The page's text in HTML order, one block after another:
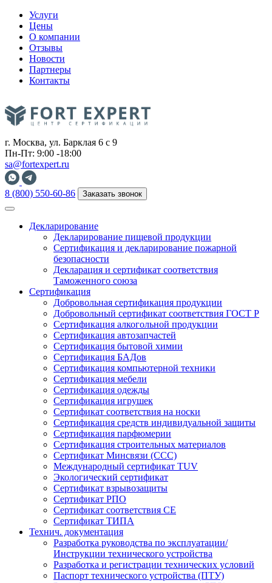
Услуги
Цены
О компании
Отзывы
Новости
Партнеры
Контакты
г. Москва, ул. Барклая 6 с 9
Пн-Пт: 9:00 -18:00
sa@fortexpert.ru
8 (800) 550-60-86 Заказать звонок
Декларирование
Декларирование пищевой продукции
Сертификация и декларирование пожарной
безопасности
Декларация и сертификат соответствия
Таможенного союза
Сертификация
Добровольная сертификация продукции
Добровольный сертификат соответствия ГОСТ Р
Сертификация алкогольной продукции
Сертификация автозапчастей
Сертификация бытовой химии
Сертификация БАДов
Сертификация компьютерной техники
Сертификация мебели
Сертификация одежды
Сертификация игрушек
Сертификат соответствия на носки
Сертификация средств индивидуальной защиты
Сертификация парфюмерии
Сертификация строительных материалов
Сертификат Минсвязи (ССС)
Международный сертификат TUV
Экологический сертификат
Сертификат взрывозащиты
Сертификат РПО
Сертификат соответствия CE
Сертификат ТИПА
Технич. документация
Разработка руководства по эксплуатации/
Инструкции технического устройства
Разработка и регистрации технических условий
Паспорт технического устройства (ПТУ)